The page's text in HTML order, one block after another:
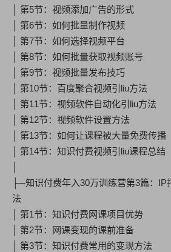
│ 第5节：视频添加广告的形式
│ 第6节：如何批量制作视频
│ 第7节：如何选择视频平台
│ 第8节：如何批量获取视频账号
│ 第9节：视频批量发布技巧
│ 第10节：百度聚合视频引liu方法
│ 第11节：视频软件自动化引liu方法
│ 第12节：视频软件设置方法
│ 第13节：如何让课程被大量免费传播
│ 第14节：知识付费视频引liu课程总结
├─知识付费年入30万训练营第3篇：IP
法
│ 第1节：知识付费网课项目优势
│ 第2节：网课变现的课前准备
│ 第3节：知识付费常用的变现方法